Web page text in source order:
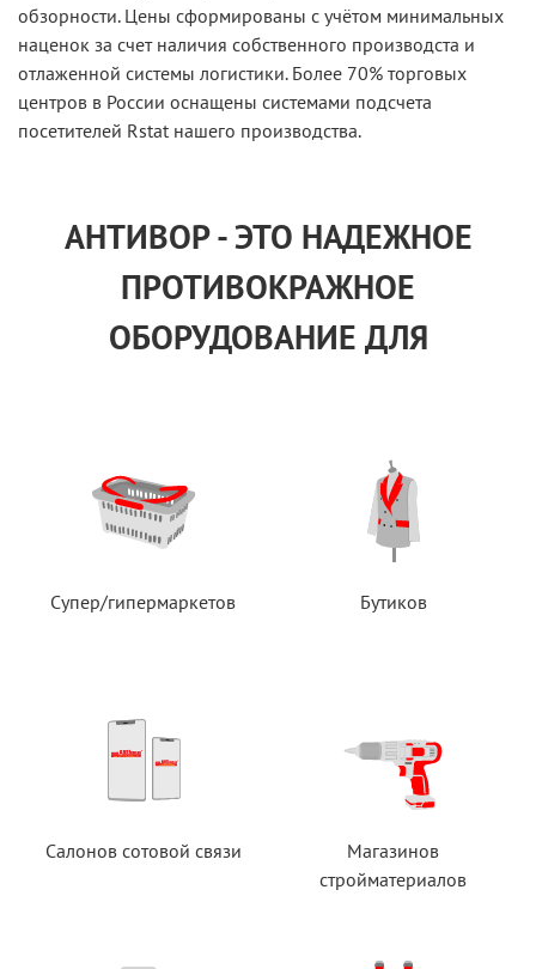
обзорности. Цены сформированы с учётом минимальных
наценок за счет наличия собственного производста и
отлаженной системы логистики. Более 70% торговых
центров в России оснащены системами подсчета
посетителей Rstat нашего производства.
АНТИВОР - ЭТО НАДЕЖНОЕ
ПРОТИВОКРАЖНОЕ
ОБОРУДОВАНИЕ ДЛЯ
Супер/гипермаркетов Бутиков
Салонов сотовой связи
Магазинов
стройматериалов